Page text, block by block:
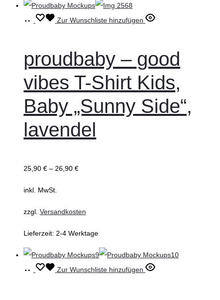
Ausführung
Dieses
mehrere
Varianten
auf.
Die
können
der
werden
Zur Wunschliste hinzufügen
proudbaby – good
vibes T-Shirt Kids,
Baby „Sunny Side“,
lavendel
25,90 € – 26,90 €
inkl. MwSt.
zzgl. Versandkosten
Lieferzeit: 2-4 Werktage
Ausführung
Dieses Zur Wunschliste hinzufügen